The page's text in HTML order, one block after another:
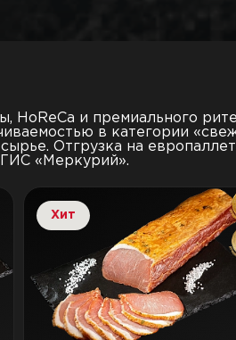
HoReCa и премиального
в категории
Отгрузка на
«Меркурий».
Хит